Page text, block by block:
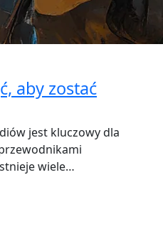
aby zostać
jest kluczowy dla
wiele…